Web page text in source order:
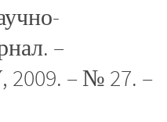
–
2009. – № 27. –